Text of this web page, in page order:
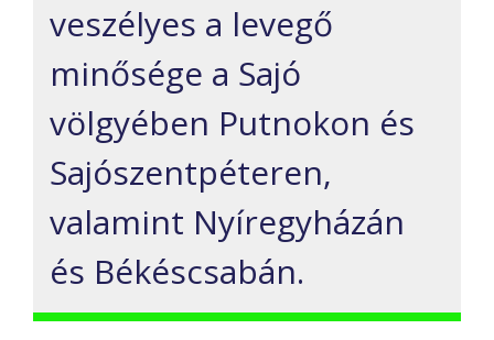
veszélyes a levegő
minősége a Sajó
völgyében Putnokon és
Sajószentpéteren,
valamint Nyíregyházán
és Békéscsabán.